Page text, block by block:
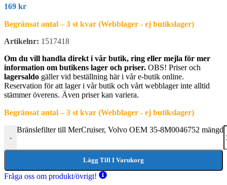
169 kr
Begränsat antal – 3 st kvar (Webblager - ej butikslager)
Artikelnr: 1517418
Om du vill handla direkt i vår butik, ring eller mejla för mer
information om butikens lager och priser. OBS! Priser och
lagersaldo gäller vid beställning här i vår e-butik online.
Reservation för att lager i vår butik och vårt webblager inte alltid
stämmer överens. Även priser kan variera.
Begränsat antal – 3 st kvar (Webblager - ej butikslager)
-
Bränslefilter till MerCruiser, Volvo OEM 35-8M0046752 mängd
Lägg Till I Varukorg
Fråga oss om produkt/övrigt!